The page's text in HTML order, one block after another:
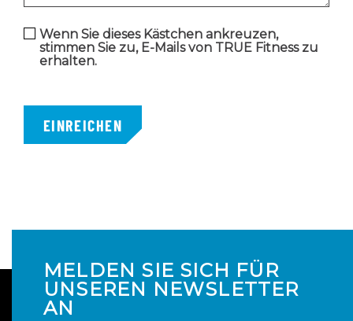
Wenn Sie dieses Kästchen ankreuzen,
stimmen Sie zu, E-Mails von TRUE Fitness zu
erhalten.
EINREICHEN
MELDEN SIE SICH FÜR
UNSEREN NEWSLETTER
AN